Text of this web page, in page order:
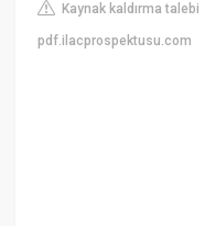
Kaynak kaldırma talebi
pdf.ilacprospektusu.com